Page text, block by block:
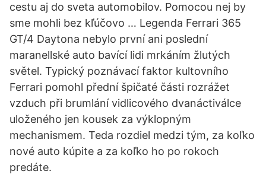
cestu aj do sveta automobilov. Pomocou nej by
sme mohli bez kľúčovo … Legenda Ferrari 365
GT/4 Daytona nebylo první ani poslední
maranellské auto bavící lidi mrkáním žlutých
světel. Typický poznávací faktor kultovního
Ferrari pomohl přední špičaté části rozrážet
vzduch při brumlání vidlicového dvanáctiválce
uloženého jen kousek za výklopným
mechanismem. Teda rozdiel medzi tým, za koľko
nové auto kúpite a za koľko ho po rokoch
predáte.